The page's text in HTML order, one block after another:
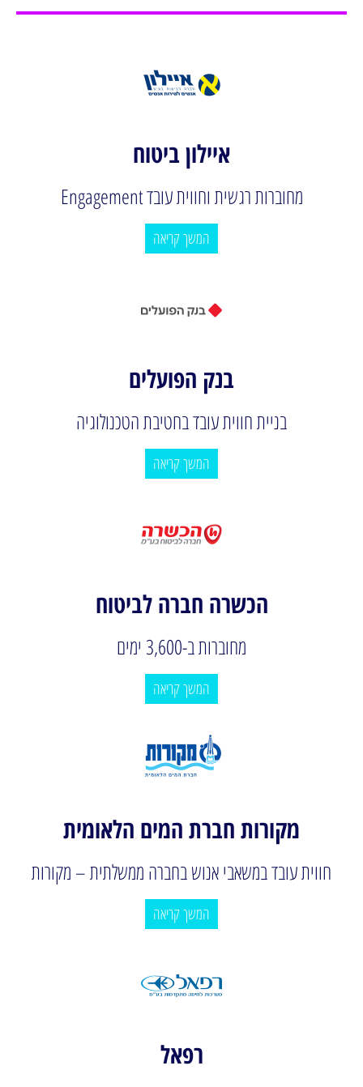
איילון ביטוח
מחוברות רגשית וחווית עובד Engagement
המשך קריאה
בנק הפועלים
בניית חווית עובד בחטיבת הטכנולוגיה
המשך קריאה
הכשרה חברה לביטוח
מחוברות ב-3,600 ימים
המשך קריאה
מקורות חברת המים הלאומית
חווית עובד במשאבי אנוש בחברה ממשלתית – מקורות
המשך קריאה
רפאל